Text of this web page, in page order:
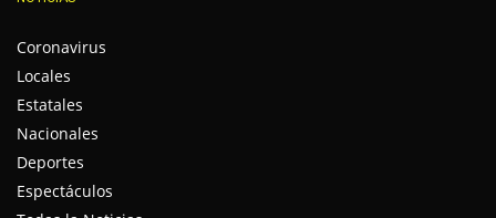
Coronavirus
Locales
Estatales
Nacionales
Deportes
Espectáculos